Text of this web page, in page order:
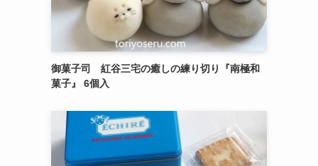
御菓子司 紅谷三宅の癒しの練り切り『南極和
菓子』 6個入